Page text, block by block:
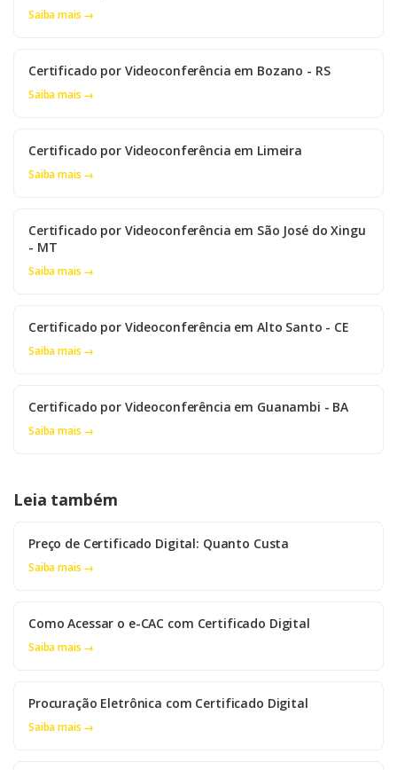
Saiba mais →
Certificado por Videoconferência em Bozano - RS
Saiba mais →
Certificado por Videoconferência em Limeira
Saiba mais →
Certificado por Videoconferência em São José do Xingu
- MT
Saiba mais →
Certificado por Videoconferência em Alto Santo - CE
Saiba mais →
Certificado por Videoconferência em Guanambi - BA
Saiba mais →
Leia também
Preço de Certificado Digital: Quanto Custa
Saiba mais →
Como Acessar o e-CAC com Certificado Digital
Saiba mais →
Procuração Eletrônica com Certificado Digital
Saiba mais →